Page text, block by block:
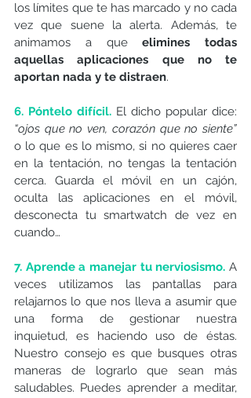
los límites que te has marcado y no cada
vez que suene la alerta. Además, te
animamos a que elimines todas
aquellas aplicaciones que no te
aportan nada y te distraen.
6. Póntelo difícil.
o lo que es lo mismo, si no quieres caer
en la tentación, no tengas la tentación
cerca. Guarda el móvil en un cajón,
oculta las aplicaciones en el móvil,
desconecta tu smartwatch de vez en
cuando…
7. Aprende a manejar tu nerviosismo. A
veces utilizamos las pantallas para
relajarnos lo que nos lleva a asumir que
una forma de gestionar nuestra
inquietud, es haciendo uso de éstas.
Nuestro consejo es que busques otras
maneras de lograrlo que sean más
saludables. Puedes aprender a meditar,